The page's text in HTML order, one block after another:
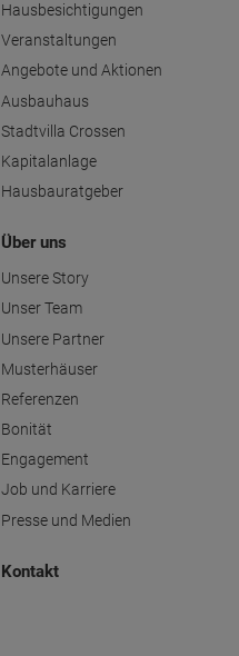
Hausbesichtigungen
Veranstaltungen
Angebote und Aktionen
Ausbauhaus
Stadtvilla Crossen
Kapitalanlage
Hausbauratgeber
Über uns
Unsere Story
Unser Team
Unsere Partner
Musterhäuser
Referenzen
Bonität
Engagement
Job und Karriere
Presse und Medien
Kontakt